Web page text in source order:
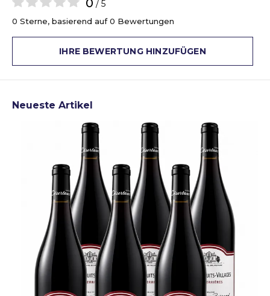
0 / 5
0 Sterne, basierend auf 0 Bewertungen
IHRE BEWERTUNG HINZUFÜGEN
Neueste Artikel